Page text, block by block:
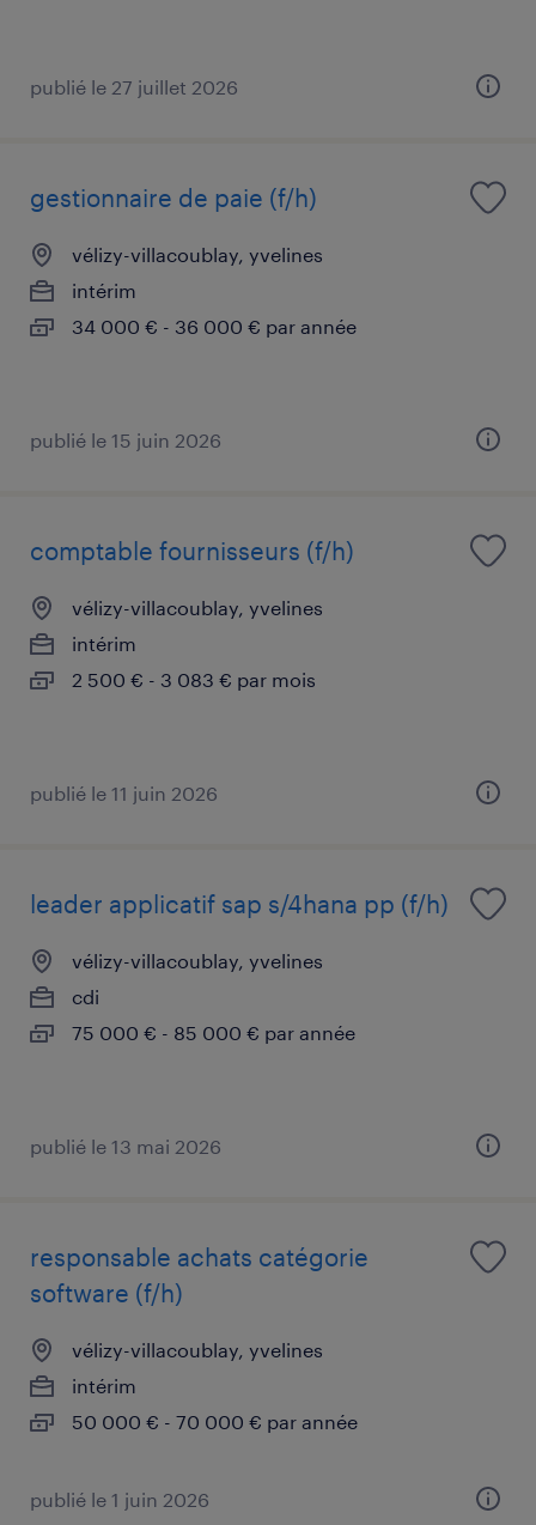
publié le 27 juillet 2026
gestionnaire de paie (f/h)
vélizy-villacoublay, yvelines
intérim
34 000 € - 36 000 € par année
publié le 15 juin 2026
comptable fournisseurs (f/h)
vélizy-villacoublay, yvelines
intérim
2 500 € - 3 083 € par mois
publié le 11 juin 2026
leader applicatif sap s/4hana pp (f/h)
vélizy-villacoublay, yvelines
cdi
75 000 € - 85 000 € par année
publié le 13 mai 2026
responsable achats catégorie
software (f/h)
vélizy-villacoublay, yvelines
intérim
50 000 € - 70 000 € par année
publié le 1 juin 2026